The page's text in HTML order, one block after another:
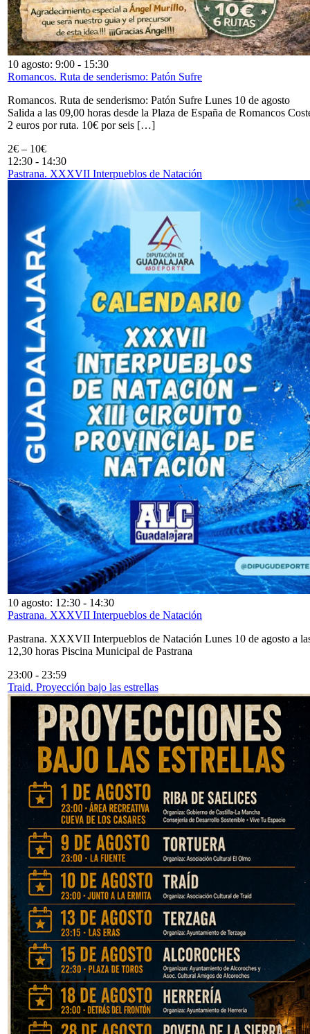
10 agosto: 9:00 - 15:30
Romancos. Ruta de senderismo: Patón Sufre
Romancos. Ruta de senderismo: Patón Sufre Lunes 10 de agosto
Salida a las 09,00 horas desde la Plaza de España de Romancos
2 euros por ruta. 10€ por seis […]
2€ – 10€
12:30 - 14:30
Pastrana. XXXVII Interpueblos de Natación
10 agosto: 12:30 - 14:30
Pastrana. XXXVII Interpueblos de Natación
Pastrana. XXXVII Interpueblos de Natación Lunes 10 de agosto a
12,30 horas Piscina Municipal de Pastrana
23:00 - 23:59
Traid. Proyección bajo las estrellas